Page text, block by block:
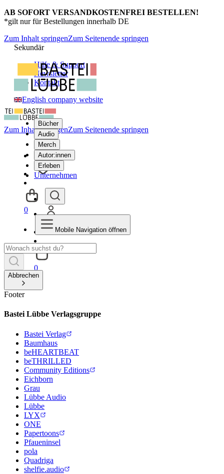
AB SOFORT VERSANDKOSTENFREI BESTELLEN!
*gilt nur für Bestellungen innerhalb DE
Zum Inhalt springenZum Seitenende springen
Sekundär
Hilfe & Support
Newsletter
Kontakt
English company website
Bücher
Audio
Merch
Autor:innen
Erleben
Unternehmen
0
Zum Inhalt springenZum Seitenende springen
0
Mobile Navigation öffnen
Abbrechen
Footer
Bastei Lübbe Verlagsgruppe
Bastei Verlag
Baumhaus
beHEARTBEAT
beTHRILLED
Community Editions
Eichborn
Grau
Lübbe Audio
Lübbe
LYX
ONE
Papertoons
Pfaueninsel
pola
Quadriga
shelfie.audio